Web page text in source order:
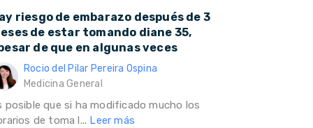
riesgo de embarazo después de 3
de estar tomando diane 35,
de que en algunas veces
Rocio del Pilar Pereira Ospina
Medicina General
posible que si ha modificado mucho los
de toma l... Leer más